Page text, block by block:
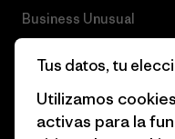
Business Unusual
Objetivos climáticos
1% for the Planet
Cómo financiamos
Tus datos, tu
Utilizamos
activas para la